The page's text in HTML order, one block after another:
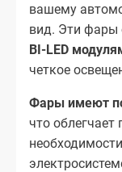
вашему
вид. Эти фары
BI-LED
четкое
Фары имеют
что облегчает